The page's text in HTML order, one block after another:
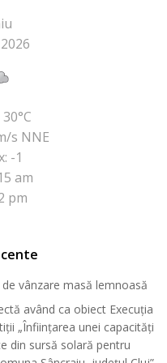
s NNE
-1
am
pm
vânzare masă lemnoasă
având ca obiect Execuția
„Înființarea unei capacități
din sursă solară pentru